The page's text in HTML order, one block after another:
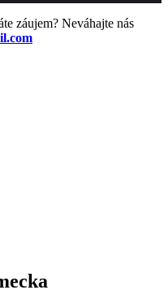
záujem? Neváhajte nás